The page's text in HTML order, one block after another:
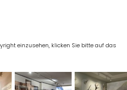
einzusehen, klicken Sie bitte auf das